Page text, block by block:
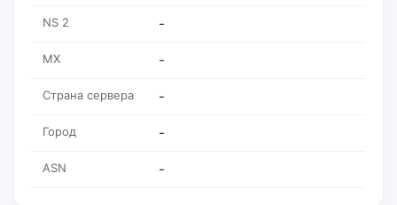
NS 2 -
MX -
Страна сервера -
Город -
ASN -